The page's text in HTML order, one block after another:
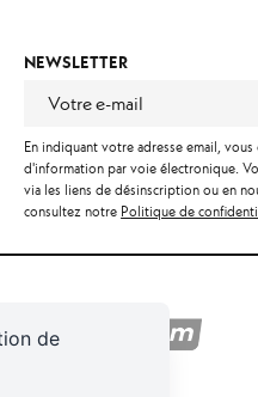
NEWSLETTER
En indiquant votre adresse email,
d'information par voie électronique.
via les liens de désinscription ou en
consultez notre Politique de
de